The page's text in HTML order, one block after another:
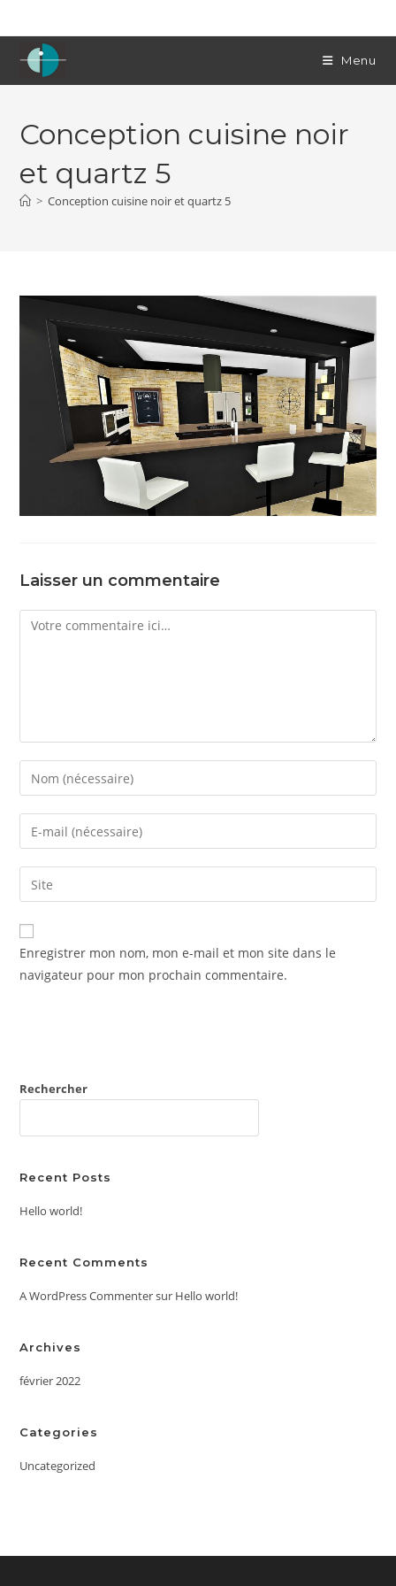
to
content
Menu
Conception cuisine noir
et quartz 5
> Conception cuisine noir et quartz 5
Laisser un commentaire
Comment
Enter
your
name
comment
Enter
your
email
address
comment
Saisir
l’URL
de
votre
(facultatif)
Enregistrer mon nom, mon e-mail et mon site dans le
navigateur pour mon prochain commentaire.
Rechercher
Recent Posts
Hello world!
Recent Comments
A WordPress Commentersur Hello world!
Archives
février 2022
Categories
Uncategorized